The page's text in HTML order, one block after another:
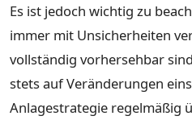
Es ist jedoch wichtig zu
immer mit Unsicherheiten
vollständig vorhersehbar
stets auf Veränderungen
Anlagestrategie regelmäßig